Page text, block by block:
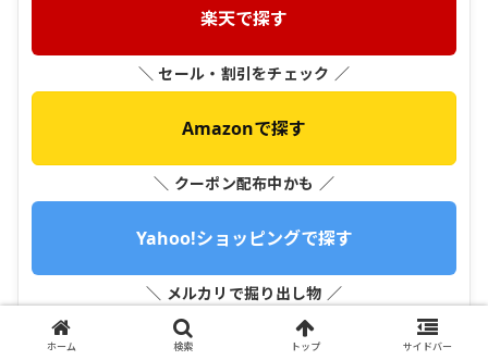
楽天で探す
＼ セール・割引をチェック ／
Amazonで探す
＼ クーポン配布中かも ／
Yahoo!ショッピングで探す
＼ メルカリで掘り出し物 ／
メルカリで探す
ホーム 検索 トップ サイドバー